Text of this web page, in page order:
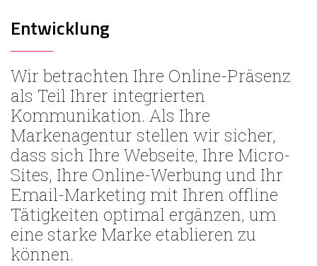
Entwicklung
Wir betrachten Ihre Online-Präsenz
als Teil Ihrer integrierten
Kommunikation. Als Ihre
Markenagentur stellen wir sicher,
dass sich Ihre Webseite, Ihre Micro-
Sites, Ihre Online-Werbung und Ihr
Email-Marketing mit Ihren offline
Tätigkeiten optimal ergänzen, um
eine starke Marke etablieren zu
können.